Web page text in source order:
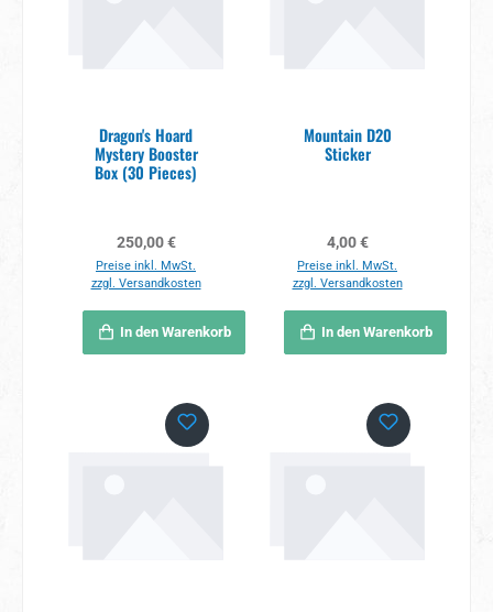
Dragon's Hoard
Mystery Booster
Box (30 Pieces)
Regulärer Preis:
250,00 €
Preise inkl. MwSt.
zzgl. Versandkosten
In den Warenkorb
Mountain D20
Sticker
Regulärer Preis:
4,00 €
Preise inkl. MwSt.
zzgl. Versandkosten
In den Warenkorb